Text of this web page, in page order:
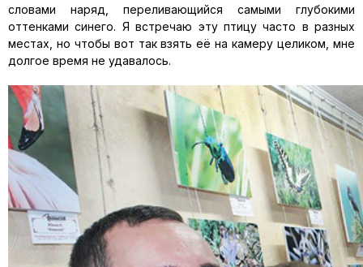
словами наряд, переливающийся самыми глубокими
оттенками синего. Я встречаю эту птицу часто в разных
местах, но чтобы вот так взять её на камеру целиком, мне
долгое время не удавалось.